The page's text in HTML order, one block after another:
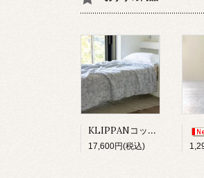
KLIPPANコットンスロー/サンフラワーブルー
17,600円(税込)